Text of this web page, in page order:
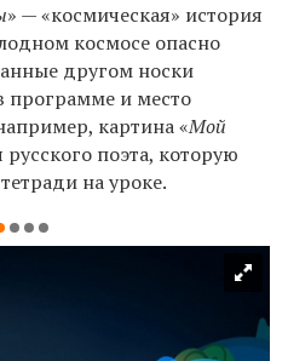
» — «космическая» история
космосе опасно
другом носки
программе и место
картина «Мой
поэта, которую
на уроке.